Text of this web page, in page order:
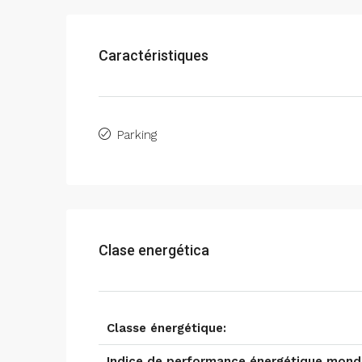
Caractéristiques
Parking
Clase energética
Classe énergétique: